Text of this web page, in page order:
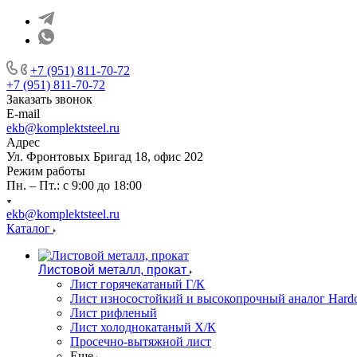
+7 (951) 811-70-72
+7 (951) 811-70-72
Заказать звонок
E-mail
ekb@komplektsteel.ru
Адрес
Ул. Фронтовых Бригад 18, офис 202
Режим работы
Пн. – Пт.: с 9:00 до 18:00
ekb@komplektsteel.ru
Каталог
Листовой металл, прокат
Лист горячекатаный Г/К
Лист износостойкий и высокопрочный аналог
Лист рифленый
Лист холоднокатаный Х/К
Просечно-вытяжной лист